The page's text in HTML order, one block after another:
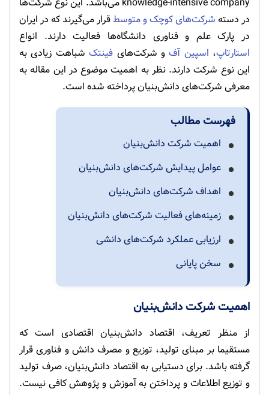
در دسته شرکت‌های کوچک و متوسطقرار می‌گیرند که در ایران
در پارک علم و فناوری دانشگاه‌ها فعالیت دارند. انواع
استارتاپ، اسپین آفو شرکت‌های فینتکشباهت زیادی به
این نوع شرکت دارند. نظر به اهمیت موضوع در این مقاله به
معرفی شرکت‌های دانش‌بنیان پرداخته شده است.
فهرست مطالب
اهمیت شرکت دانش‌بنیان
عوامل پیدایش شرکت‌های دانش‌بنیان
اهداف شرکت‌های دانش‌بنیان
زمینه‌‌های فعالیت شرکت‌های دانش‌‌بنیان
ارزیابی عملکرد شرکت‌های دانشی
سخن پایانی
اهمیت شرکت دانش‌بنیان
از منظر تعریف، اقتصاد دانش‌بنیان اقتصادی است که
مستقیما بر مبنای تولید، توزیع و مصرف دانش و فناوری قرار
گرفته باشد. برای دستیابی به اقتصاد دانش‌بنیان، صرف تولید
و توزیع اطلاعات و پرداختن به آموزش و پژوهش کافی نیست.